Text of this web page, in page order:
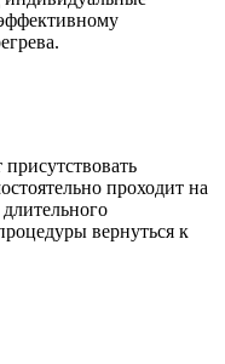
проходит на
вернуться к